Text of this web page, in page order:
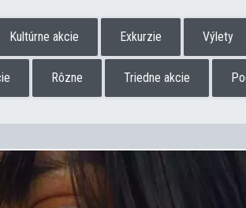
Kultúrne akcie Exkurzie Výlety
Rôzne Triedne akcie